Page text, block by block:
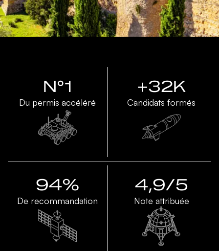
N°1
Du permis accéléré
+32K
Candidats formés
94%
De recommandation
4,9/5
Note attribuée